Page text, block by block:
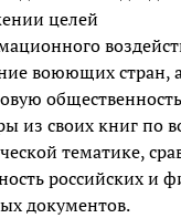
целей
воюющих стран,
из своих книг по
тематике,
российских и
документов.